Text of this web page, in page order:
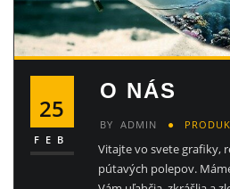
25
FEB
O NÁS
BY ADMIN
Vitajte vo svete grafiky,
pútavých polepov.